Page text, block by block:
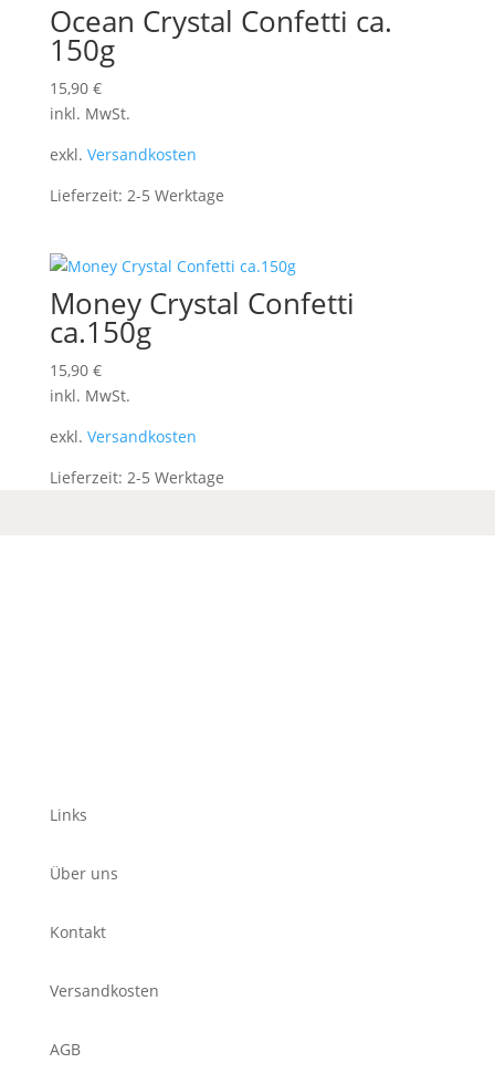
Ocean Crystal Confetti ca.
150g
15,90 €
inkl. MwSt.
exkl. Versandkosten
Lieferzeit: 2-5 Werktage
Money Crystal Confetti
ca.150g
15,90 €
inkl. MwSt.
exkl. Versandkosten
Lieferzeit: 2-5 Werktage
Links
Über uns
Kontakt
Versandkosten
AGB